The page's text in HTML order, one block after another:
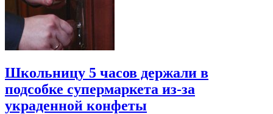
Школьницу 5 часов держали в
подсобке супермаркета из-за
украденной конфеты